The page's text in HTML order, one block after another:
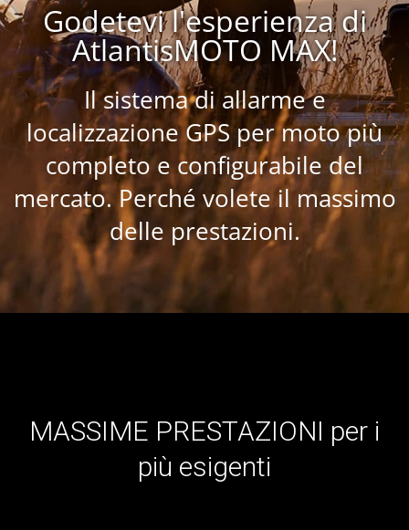
Godetevi l'esperienza di
AtlantisMOTO MAX!
Il sistema di allarme e
localizzazione GPS per moto più
completo e configurabile del
mercato. Perché volete il massimo
delle prestazioni.
MASSIME PRESTAZIONI per i
più esigenti